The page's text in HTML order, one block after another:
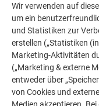
LASSEN SIE SICH
WEITERE OBJEKTE
Die PREFA
Wir verwenden auf
um ein
und Statistiken zur
erstellen („Statistiken
Marketing-Aktivitäten
(„Marketing & externe
entweder über
von Cookies und